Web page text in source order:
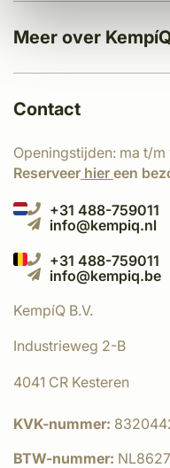
Meer over
Contact
Openingstijden: ma t/
Reserveer hier een
+31 488-759011
info@kempiq.nl
+31 488-759011
info@kempiq.be
KempíQ B.V.
Industrieweg 2-B
4041 CR Kesteren
KVK-nummer:
BTW-nummer: